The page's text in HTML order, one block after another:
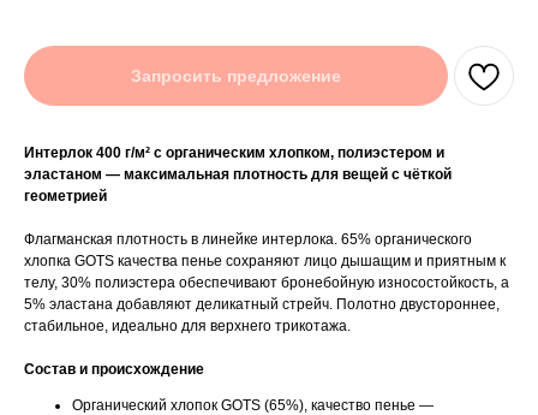
Запросить предложение
Интерлок 400 г/м² с органическим хлопком, полиэстером и
эластаном — максимальная плотность для вещей с чёткой
геометрией
Флагманская плотность в линейке интерлока. 65% органического
хлопка GOTS качества пенье сохраняют лицо дышащим и приятным к
телу, 30% полиэстера обеспечивают бронебойную износостойкость, а
5% эластана добавляют деликатный стрейч. Полотно двустороннее,
стабильное, идеально для верхнего трикотажа.
Состав и происхождение
Органический хлопок GOTS (65%), качество пенье —